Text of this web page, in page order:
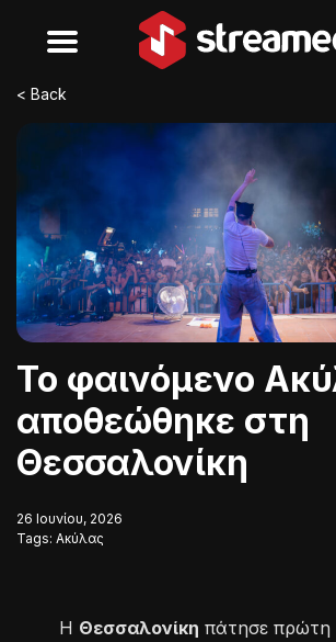
< Back
To φαινόμενο
αποθεώθηκε στη
Θεσσαλονίκη
26 Ιουνίου, 2026
Tags: Ακύλας
Η Θεσσαλονίκη πάτησε πρώτη